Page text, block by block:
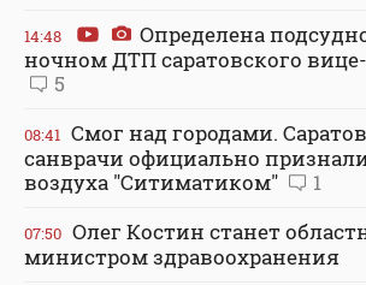
14:48
Определена
ночном ДТП саратовского
5
08:41 Смог над городами.
санврачи официально
воздуха "Ситиматиком"
1
07:50 Олег Костин станет
министром здравоохранения